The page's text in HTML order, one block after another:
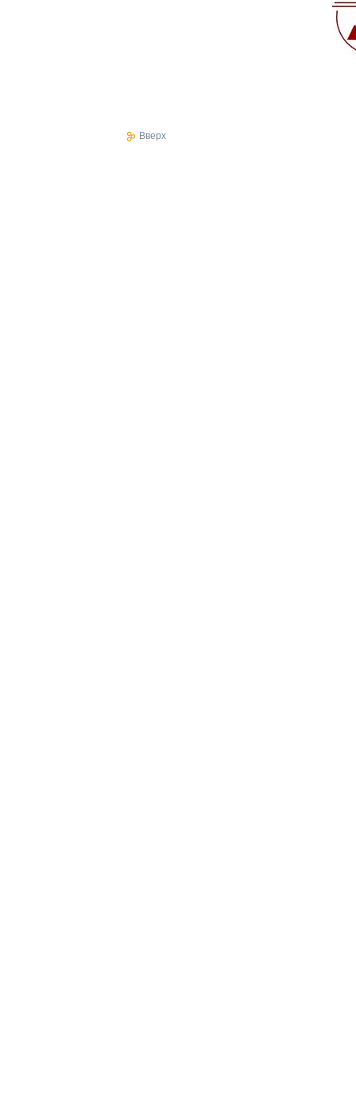
Вверх